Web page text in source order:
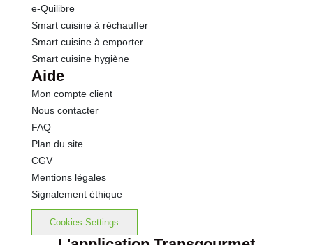
e-Quilibre
Smart cuisine à réchauffer
Smart cuisine à emporter
Smart cuisine hygiène
Aide
Mon compte client
Nous contacter
FAQ
Plan du site
CGV
Mentions légales
Signalement éthique
Cookies Settings